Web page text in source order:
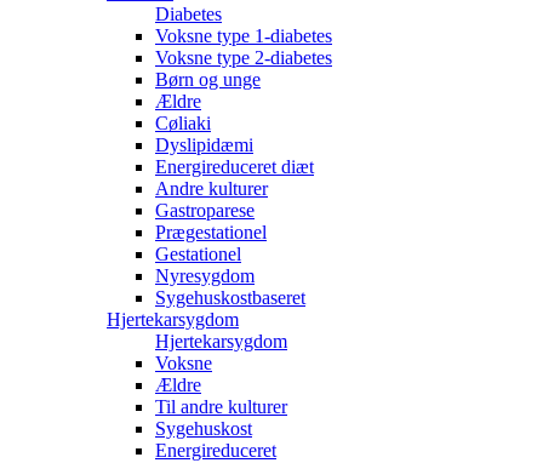
Diabetes
Voksne type 1-diabetes
Voksne type 2-diabetes
Børn og unge
Ældre
Cøliaki
Dyslipidæmi
Energireduceret diæt
Andre kulturer
Gastroparese
Prægestationel
Gestationel
Nyresygdom
Sygehuskostbaseret
Hjertekarsygdom
Hjertekarsygdom
Voksne
Ældre
Til andre kulturer
Sygehuskost
Energireduceret